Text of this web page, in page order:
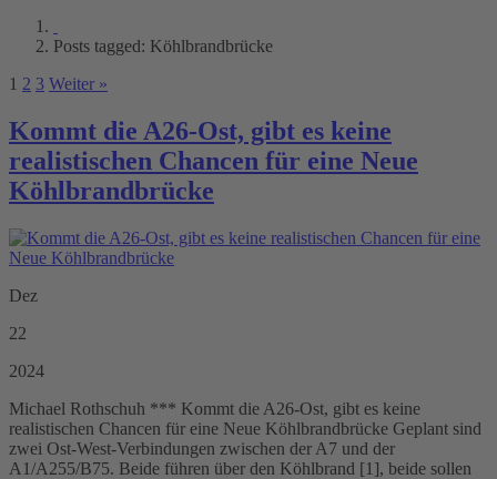
Posts tagged: Köhlbrandbrücke
1 2 3 Weiter »
Kommt die A26-Ost, gibt es keine
realistischen Chancen für eine Neue
Köhlbrandbrücke
Dez
22
2024
Michael Rothschuh *** Kommt die A26-Ost, gibt es keine
realistischen Chancen für eine Neue Köhlbrandbrücke Geplant sind
zwei Ost-West-Verbindungen zwischen der A7 und der
A1/A255/B75. Beide führen über den Köhlbrand [1], beide sollen